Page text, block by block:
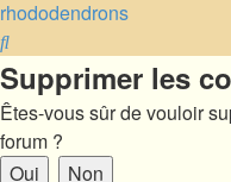
rhododendrons
Rechercher
Supprimer les
Êtes-vous sûr de vouloir
forum ?